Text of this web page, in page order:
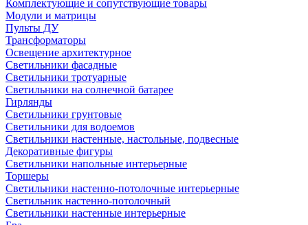
Комплектующие и сопутствующие товары
Модули и матрицы
Пульты ДУ
Трансформаторы
Освещение архитектурное
Светильники фасадные
Светильники тротуарные
Светильники на солнечной батарее
Гирлянды
Светильники грунтовые
Светильники для водоемов
Светильники настенные, настольные, подвесные
Декоративные фигуры
Светильники напольные интерьерные
Торшеры
Светильники настенно-потолочные интерьерные
Светильник настенно-потолочный
Светильники настенные интерьерные